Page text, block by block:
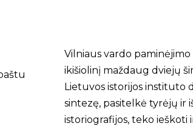
Vilniaus vardo
ikišiolinį maždaug dviejų
Lietuvos istorijos instituto
sintezę, pasitelkė tyrėjų ir
istoriografijos, teko ieškoti